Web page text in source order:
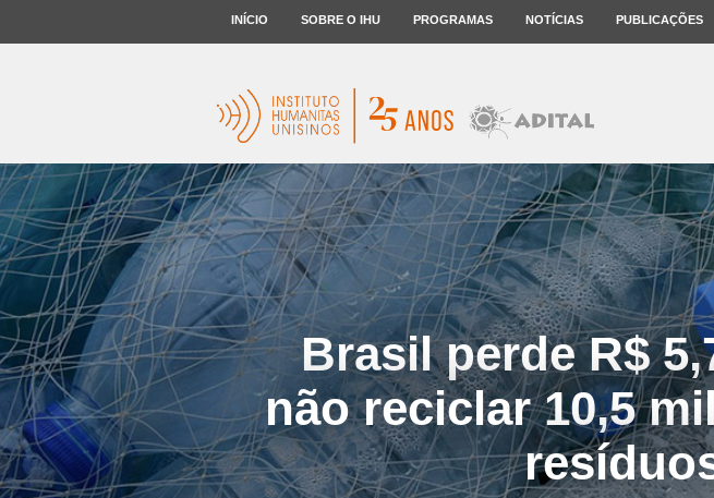
INÍCIO SOBRE O IHU PROGRAMAS NOTÍCIAS PUBLICAÇÕES
Brasil perde R$
não reciclar 10,5